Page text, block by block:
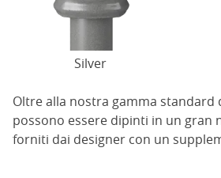
Silver
Oltre alla nostra gamma
possono essere dipinti in un gran
forniti dai designer con un